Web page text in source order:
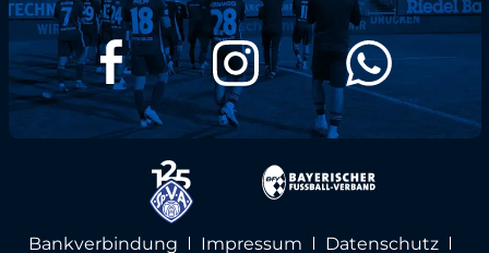
Bankverbindung Impressum Datenschutz